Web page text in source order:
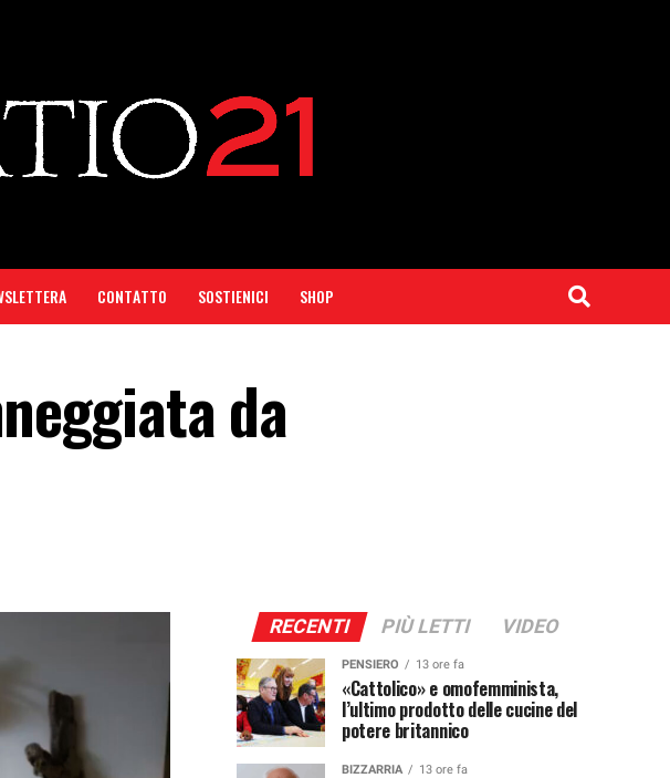
CONTATTO SOSTIENICI SHOP
da
RECENTI PIÙ LETTI VIDEO
PENSIERO 13 ore fa
«Cattolico» e omofemminista,
l’ultimo prodotto delle cucine del
potere britannico
BIZZARRIA 13 ore fa